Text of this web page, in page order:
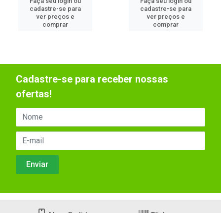
cadastre-se para
ver preços e
comprar
cadastre-se para
ver preços e
comprar
Cadastre-se para receber nossas
ofertas!